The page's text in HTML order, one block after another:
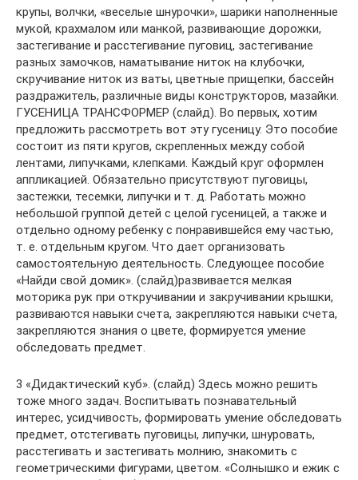
крупы, волчки, «веселые шнурочки», шарики наполненные
мукой, крахмалом или манкой, развивающие дорожки,
застегивание и расстегивание пуговиц, застегивание
разных замочков, наматывание ниток на клубочки,
скручивание ниток из ваты, цветные прищепки, бассейн
раздражитель, различные виды конструкторов, мазайки.
ГУСЕНИЦА ТРАНСФОРМЕР (слайд). Во первых, хотим
предложить рассмотреть вот эту гусеницу. Это пособие
состоит из пяти кругов, скрепленных между собой
лентами, липучками, клепками. Каждый круг оформлен
аппликацией. Обязательно присутствуют пуговицы,
застежки, тесемки, липучки и т. д. Работать можно
небольшой группой детей с целой гусеницей, а также и
отдельно одному ребенку с понравившейся ему частью,
т. е. отдельным кругом. Что дает организовать
самостоятельную деятельность. Следующее пособие
«Найди свой домик». (слайд)развивается мелкая
моторика рук при откручивании и закручивании крышки,
развиваются навыки счета, закрепляются навыки счета,
закрепляются знания о цвете, формируется умение
обследовать предмет.
3 «Дидактический куб». (слайд) Здесь можно решить
тоже много задач. Воспитывать познавательный
интерес, усидчивость, формировать умение обследовать
предмет, отстегивать пуговицы, липучки, шнуровать,
расстегивать и застегивать молнию, знакомить с
геометрическими фигурами, цветом. «Солнышко и ежик с